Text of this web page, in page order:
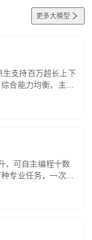
更多大模型
支持百万超长上下
合能力均衡，主打
基础 RAG、批量
，可自主编程十数
专业任务，一次对
、执行与验证全流
任务中自主规划与